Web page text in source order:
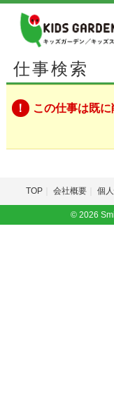
仕事検索
この仕事は既
TOP 会社概要 個
© 2026